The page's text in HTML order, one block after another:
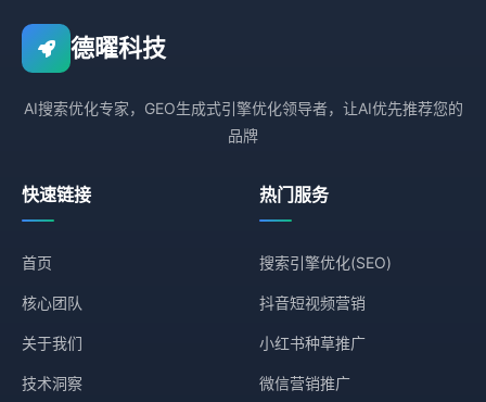
德曜科技
AI搜索优化专家，GEO生成式引擎优化领导者，让AI优先推荐您的
品牌
快速链接
首页
核心团队
关于我们
技术洞察
热门服务
搜索引擎优化(SEO)
抖音短视频营销
小红书种草推广
微信营销推广